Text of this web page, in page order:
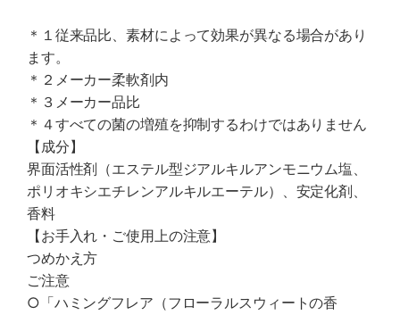
＊１従来品比、素材によって効果が異なる場合があり
ます。
＊２メーカー柔軟剤内
＊３メーカー品比
＊４すべての菌の増殖を抑制するわけではありません
【成分】
界面活性剤（エステル型ジアルキルアンモニウム塩、
ポリオキシエチレンアルキルエーテル）、安定化剤、
香料
【お手入れ・ご使用上の注意】
つめかえ方
ご注意
○「ハミングフレア（フローラルスウィートの香